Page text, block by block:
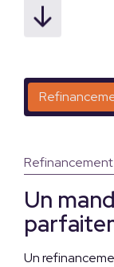
Cession
Refinancement
Un
Un